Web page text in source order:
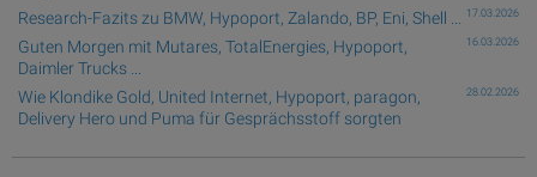
17.03.2026
Research-Fazits zu BMW, Hypoport, Zalando, BP, Eni, Shell ...
16.03.2026
Guten Morgen mit Mutares, TotalEnergies, Hypoport,
Daimler Trucks ...
28.02.2026
Wie Klondike Gold, United Internet, Hypoport, paragon,
Delivery Hero und Puma für Gesprächsstoff sorgten